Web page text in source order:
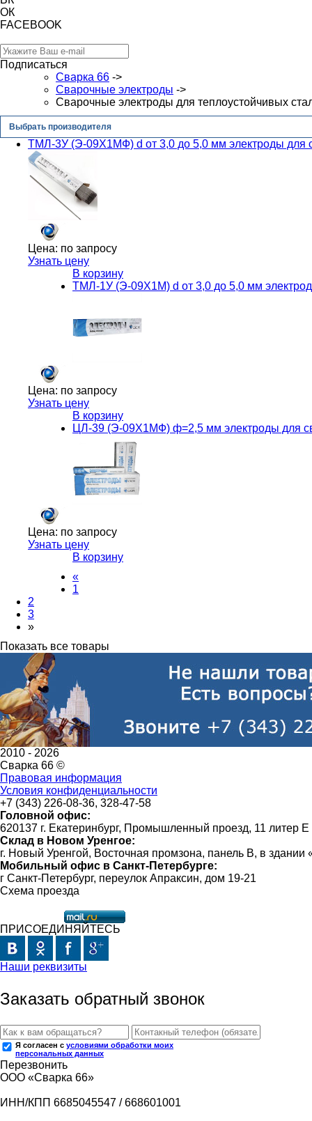
ОК
FACEBOOK
Подписаться
Сварка 66 ->
Сварочные электроды ->
Сварочные электроды для теплоустойчивых
Выбрать производителя
ТМЛ-3У (Э-09Х1МФ) d от 3,0 до 5,0 мм электроды для
Цена: по запросу
Узнать цену
В корзину
ТМЛ-1У (Э-09Х1М) d от 3,0 до 5,0 мм
Цена: по запросу
Узнать цену
В корзину
ЦЛ-39 (Э-09Х1МФ) ф=2,5 мм электроды для
Цена: по запросу
Узнать цену
В корзину
«
1
2
3
»
Показать все товары
2010 - 2026
Сварка 66 ©
Правовая информация
Условия конфиденциальности
+7 (343) 226-08-36, 328-47-58
Головной офис:
620137 г. Екатеринбург, Промышленный проезд, 11 литер Е
Склад в Новом Уренгое:
г. Новый Уренгой, Восточная промзона, панель В, в
Мобильный офис в Санкт-Петербурге:
г Санкт-Петербург, переулок Апраксин, дом 19-21
Схема проезда
ПРИСОЕДИНЯЙТЕСЬ
Наши реквизиты
Заказать обратный звонок
Я согласен с условиями обработки моих
персональных данных
Перезвонить
ООО «Сварка 66»
ИНН/КПП 6685045547 / 668601001